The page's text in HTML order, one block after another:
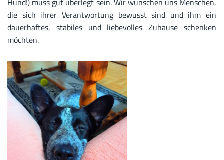
die sich ihrer Verantwortung bewusst sind und ihm ein
dauerhaftes, stabiles und liebevolles Zuhause schenken
möchten.